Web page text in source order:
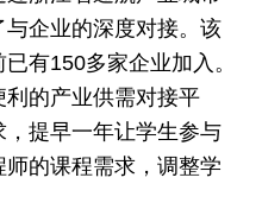
企业的深度对接。该
有150多家企业加入。
的产业供需对接平
提早一年让学生参与
的课程需求，调整学